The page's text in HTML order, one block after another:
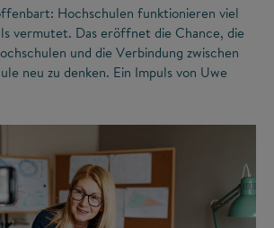
Hochschulen funktionieren viel
vermutet. Das eröffnet die Chance, die
und die Verbindung zwischen
neu zu denken. Ein Impuls von Uwe